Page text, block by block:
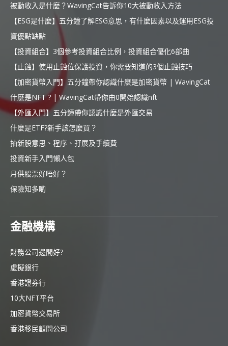
被動收入是什麼？WavingCat告訴你10大被動收入方法
【ESG是什麼】五分鐘了解ESG意思，有什麼因素以及運用ESG投
資優點缺點
【投資組合】3個參考投資組合比例，投資組合優化6部曲
【止蝕】使用止蝕位保護投資，你需要知道的3個止蝕技巧
【加密貨幣入門】五分鐘帶你認識什麼是加密貨幣 | WavingCat
什麼是NFT ? | WavingCat帶你由0開始認識nft
【外匯入門】五分鐘帶你認識什麼是外匯交易
什麼是ETF?新手該怎麼買？
抽新股意思、程序、孖展及手續費
投資新手入門懶人包
月供股票好唔好？
保險知多啲
金融機構
財務公司邊間好?
虛擬銀行
香港證券行
10大NFT平台
加密貨幣交易所
香港移民顧問公司